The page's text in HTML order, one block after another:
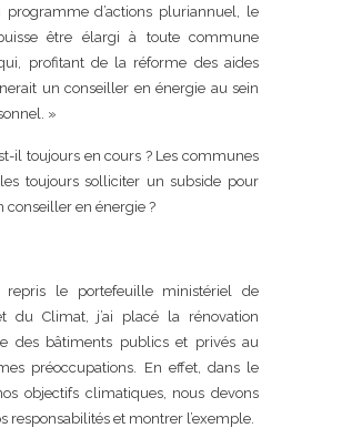
programme d’actions pluriannuel, le
être élargi à toute commune
profitant de la réforme des aides
un conseiller en énergie au sein
»
il toujours en cours ? Les communes
toujours solliciter un subside pour
conseiller en énergie ?
repris le portefeuille ministériel de
du Climat, j’ai placé la rénovation
des bâtiments publics et privés au
préoccupations. En effet, dans le
objectifs climatiques, nous devons
responsabilités et montrer l’exemple.